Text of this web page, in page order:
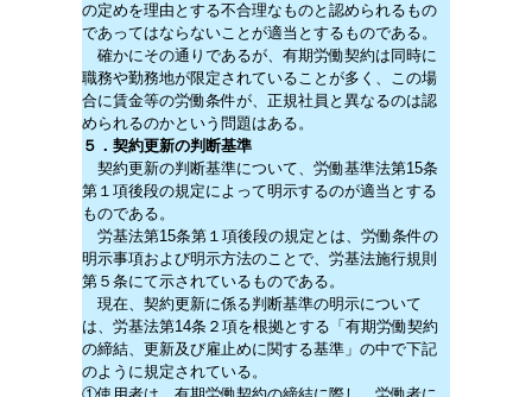
の定めを理由とする不合理なものと認められるもの
であってはならないことが適当とするものである。
確かにその通りであるが、有期労働契約は同時に
職務や勤務地が限定されていることが多く、この場
合に賃金等の労働条件が、正規社員と異なるのは認
められるのかという問題はある。
５．契約更新の判断基準
契約更新の判断基準について、労働基準法第15条
第１項後段の規定によって明示するのが適当とする
ものである。
労基法第15条第１項後段の規定とは、労働条件の
明示事項および明示方法のことで、労基法施行規則
第５条にて示されているものである。
現在、契約更新に係る判断基準の明示について
は、労基法第14条２項を根拠とする「有期労働契約
の締結、更新及び雇止めに関する基準」の中で下記
のように規定されている。